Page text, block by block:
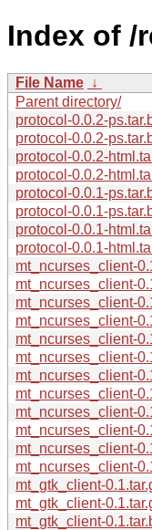
Index of /
File Name ↓
Parent directory/
protocol-0.0.2-
protocol-0.0.2-
protocol-0.0.2-
protocol-0.0.2-
protocol-0.0.1-
protocol-0.0.1-
protocol-0.0.1-
protocol-0.0.1-
mt_ncurses_client-
mt_ncurses_client-
mt_ncurses_client-
mt_ncurses_client-
mt_ncurses_client-
mt_ncurses_client-
mt_ncurses_client-
mt_ncurses_client-
mt_ncurses_client-
mt_ncurses_client-
mt_ncurses_client-
mt_ncurses_client-
mt_gtk_client-
mt_gtk_client-
mt_gtk_client-